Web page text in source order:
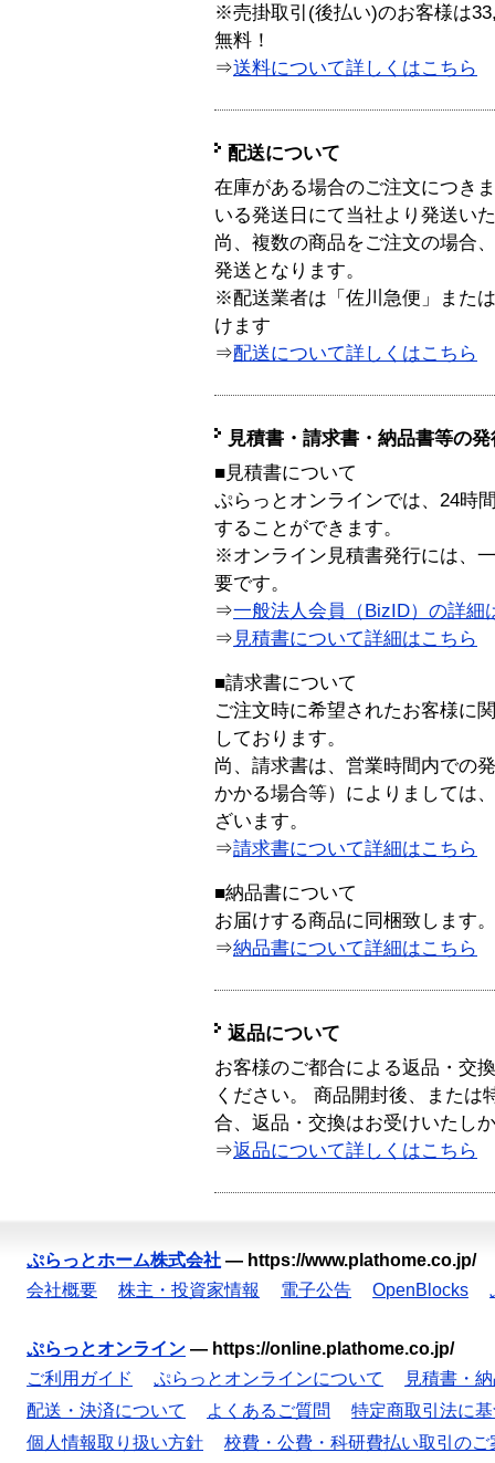
※売掛取引(後払い)のお客様は
無料！
⇒送料について詳しくはこちら
配送について
在庫がある場合のご注文につき
いる発送日にて当社より発送い
尚、複数の商品をご注文の場合
発送となります。
※配送業者は「佐川急便」また
けます
⇒配送について詳しくはこちら
見積書・請求書・納品書等の
■見積書について
ぷらっとオンラインでは、24時
することができます。
※オンライン見積書発行には、
要です。
⇒一般法人会員（BizID）の詳細
⇒ 見積書について詳細はこちら
■請求書について
ご注文時に希望されたお客様に
しております。
尚、請求書は、営業時間内での
かかる場合等）によりましては
ざいます。
⇒請求書について詳細はこちら
■納品書について
お届けする商品に同梱致します。
⇒納品書について詳細はこちら
返品について
お客様のご都合による返品・交
ください。 商品開封後、または
合、返品・交換はお受けいたし
⇒返品について詳しくはこちら
ぷらっとホーム株式会社 — https://www.plathome.co.jp/
会社概要
株主・投資家情報 電子公告 OpenBlocks
ぷらっとオンライン — https://online.plathome.co.jp/
ご利用ガイド
ぷらっとオンラインについて
見積書・
配送・決済について
よくあるご質問
特定商取引法に
個人情報取り扱い方針
校費・公費・科研費払い取引のご